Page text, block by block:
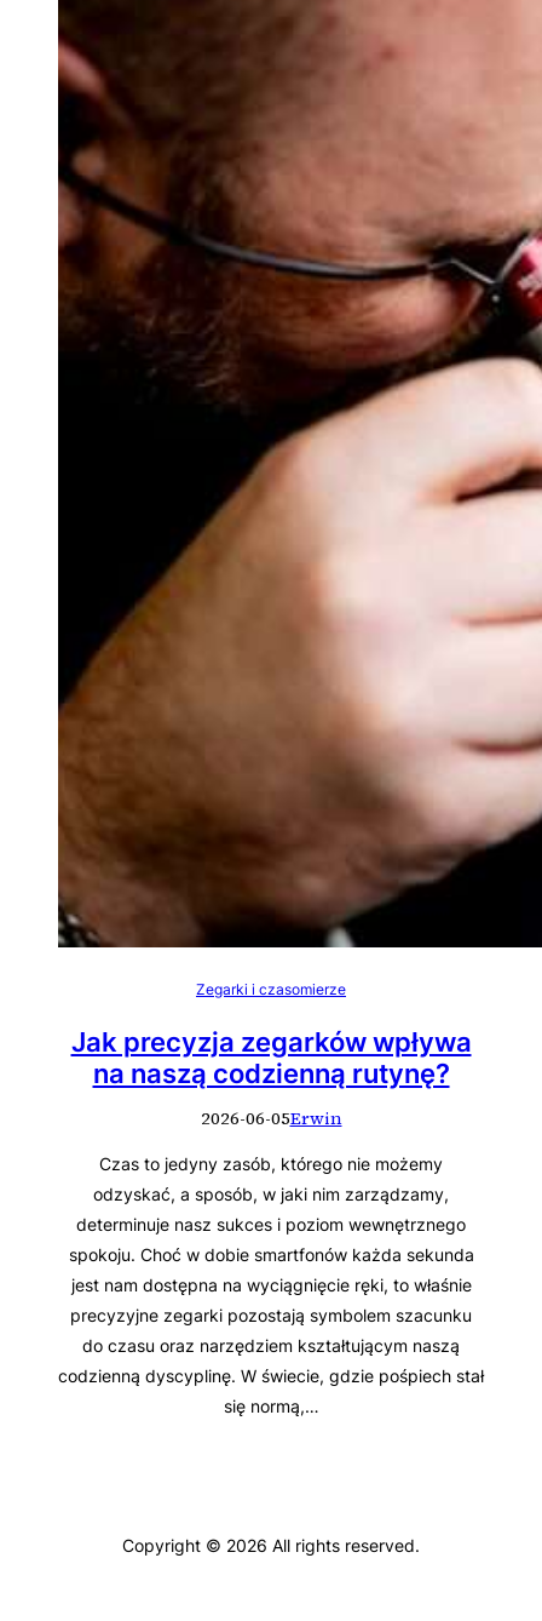
Zegarki i czasomierze
Jak precyzja zegarków wpływa
na naszą codzienną rutynę?
2026-06-05Erwin
Czas to jedyny zasób, którego nie możemy
odzyskać, a sposób, w jaki nim zarządzamy,
determinuje nasz sukces i poziom wewnętrznego
spokoju. Choć w dobie smartfonów każda sekunda
jest nam dostępna na wyciągnięcie ręki, to właśnie
precyzyjne zegarki pozostają symbolem szacunku
do czasu oraz narzędziem kształtującym naszą
codzienną dyscyplinę. W świecie, gdzie pośpiech stał
się normą,…
Copyright © 2026 All rights reserved.